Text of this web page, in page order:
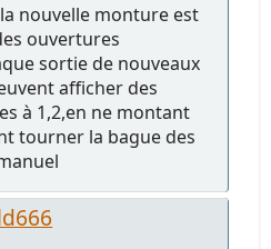
nouvelle monture est
ouvertures
sortie de nouveaux
afficher des
à 1,2,en ne montant
tourner la bague des